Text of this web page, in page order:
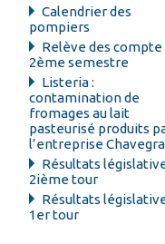
Calendrier des
pompiers
Relève des compte
2ème semestre
Listeria :
contamination de
fromages au lait
pasteurisé produits
l’entreprise
Résultats
2ième tour
Résultats
1er tour